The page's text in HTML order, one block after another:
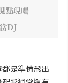
點現喝
DJ
是準備飛出